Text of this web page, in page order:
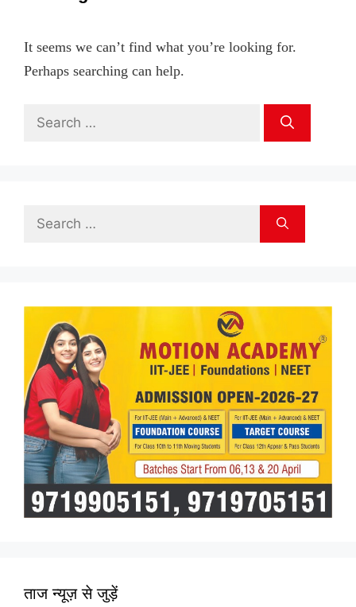
It seems we can’t find what you’re looking for.
Perhaps searching can help.
Search
Search
ताज न्यूज़ से जुड़ें